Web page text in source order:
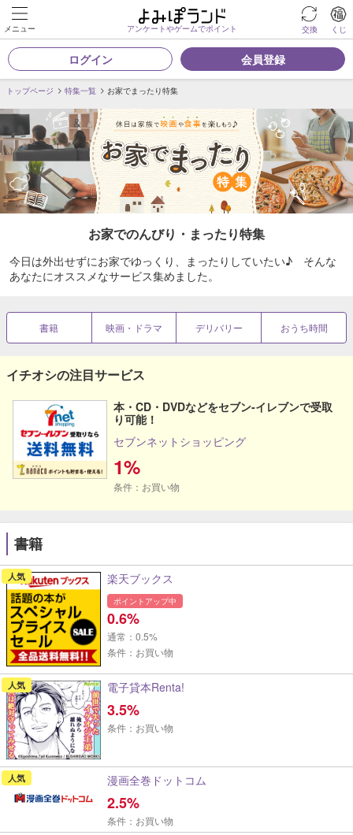
メニュー アンケートやゲームでポイント 交換 くじ
ログイン 会員登録
トップページ 特集一覧 お家でまったり特集
お家でのんびり・まったり特集
今日は外出せずにお家でゆっくり、まったりしていたい♪ そんな
あなたにオススメなサービス集めました。
書籍 映画・ドラマ デリバリー おうち時間
イチオシの注目サービス
本・CD・DVDなどをセブン‐イレブンで受取
り可能！
セブンネットショッピング
1%
条件：お買い物
書籍
人気 楽天ブックス
ポイントアップ中
0.6%
通常：0.5%
条件：お買い物
人気 電子貸本Renta!
3.5%
条件：お買い物
人気 漫画全巻ドットコム
2.5%
条件：お買い物